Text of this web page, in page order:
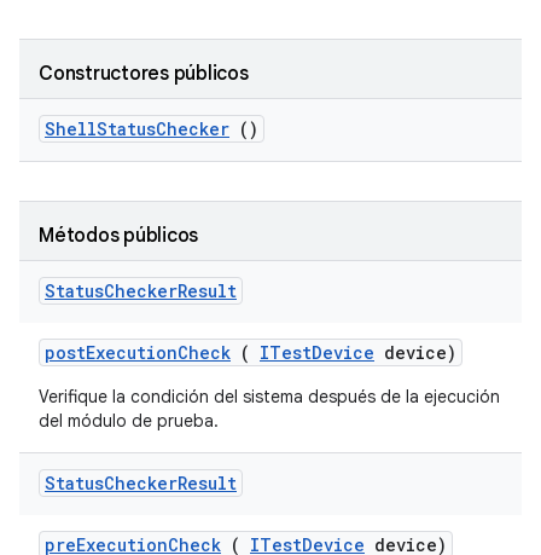
Constructores públicos
ShellStatusChecker ()
Métodos públicos
StatusCheckerResult
postExecutionCheck ( ITestDevice device)
Verifique la condición del sistema después de la ejecución
del módulo de prueba.
StatusCheckerResult
preExecutionCheck ( ITestDevice device)